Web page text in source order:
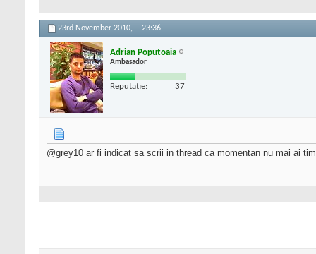
23rd November 2010, 23:36
Adrian Poputoaia
Ambasador
Reputatie: 37
@grey10 ar fi indicat sa scrii in thread ca momentan nu mai ai